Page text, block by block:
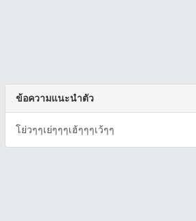
ข้อความแนะนำตัว
โย่วๆๆเย่ๆๆๆเฮ้ๆๆๆเว้ๆๆ